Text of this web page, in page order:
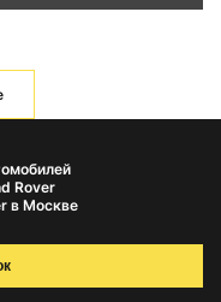
Rover
в Москве